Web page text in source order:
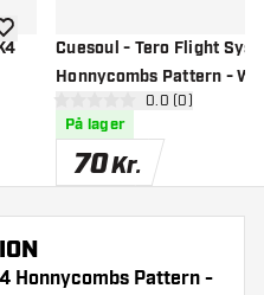
til ønskeliste
Cuesoul - Tero Flight
Honnycombs Pattern -
Standard - Dart Flights
åbn
0 bedømmelsesstjerner
0.0 (0)
På lager
70Kr.
Honnycombs Pattern -